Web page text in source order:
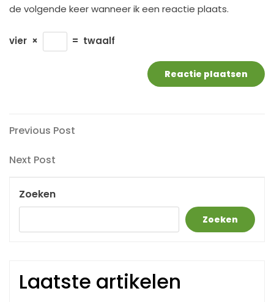
de volgende keer wanneer ik een reactie plaats.
vier × = twaalf
Berichtnavigatie
Previous
Previous Post
Next
Next Post
Zoeken
Zoeken
Laatste artikelen